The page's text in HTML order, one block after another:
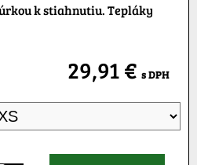
k stiahnutiu. Tepláky
29,91 € s DPH